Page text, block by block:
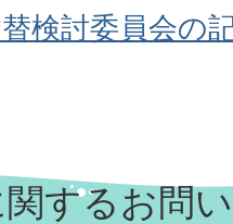
検討委員会の
するお問